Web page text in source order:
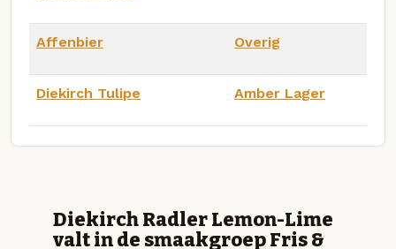
Affenbier Overig
Diekirch Tulipe Amber Lager
Diekirch Radler Lemon-Lime
valt in de smaakgroep Fris &